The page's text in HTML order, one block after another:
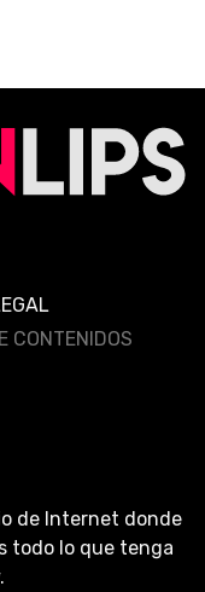
CONTENIDOS
de Internet donde
todo lo que tenga